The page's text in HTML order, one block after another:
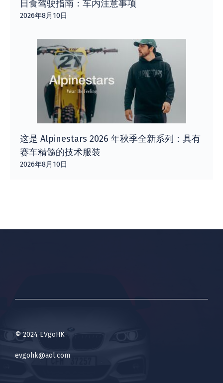
日食驾驶指南：车内注意事项
2026年8月10日
这是 Alpinestars 2026 年秋季全新系列：具有
赛车精髓的技术服装
2026年8月10日
© 2024 EVgoHK
evgohk@aol.com